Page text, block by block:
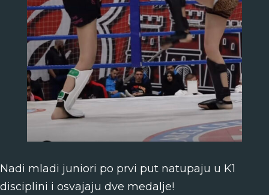
Nadi mladi juniori po prvi put natupaju u K1
disciplini i osvajaju dve medalje!